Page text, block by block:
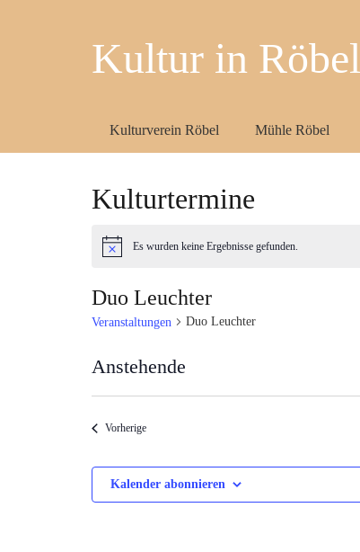
Kultur in Röbel
Kulturverein Röbel Mühle Röbel
Kulturtermine
HinweisEs wurden keine Ergebnisse gefunden.
Duo Leuchter
Veranstaltungen Duo Leuchter
Anstehende
Datum
VorherigeVeranstaltungen
Kalender abonnieren